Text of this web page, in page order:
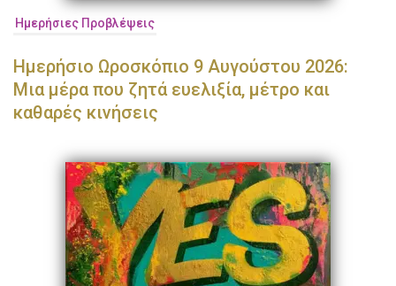
Ημερήσιες Προβλέψεις
Ημερήσιο Ωροσκόπιο 9 Αυγούστου 2026:
Μια μέρα που ζητά ευελιξία, μέτρο και
καθαρές κινήσεις